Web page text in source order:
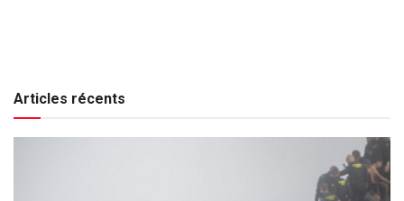
Articles récents